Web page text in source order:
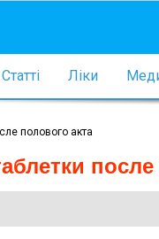
Статті Ліки
полового акта